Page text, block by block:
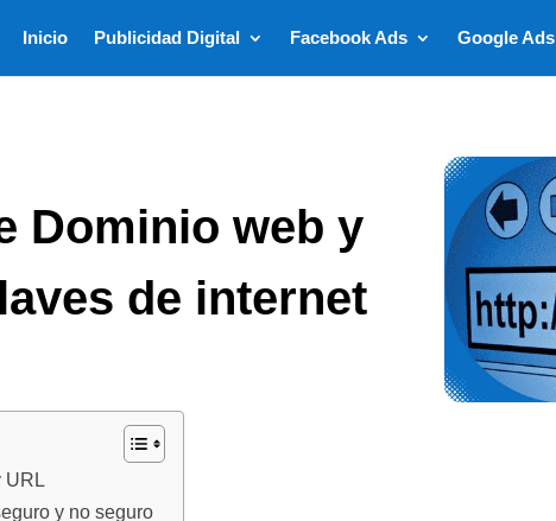
Inicio Publicidad Digital Facebook Ads Google Ads
Dominio web y
de internet
URL
y no seguro